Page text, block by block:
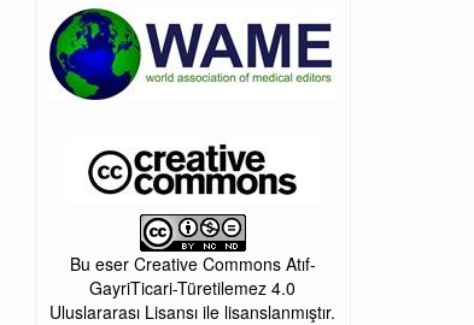
Bu eser Creative Commons Atıf-
GayriTicari-Türetilemez 4.0
Uluslararası Lisansı ile lisanslanmıştır.